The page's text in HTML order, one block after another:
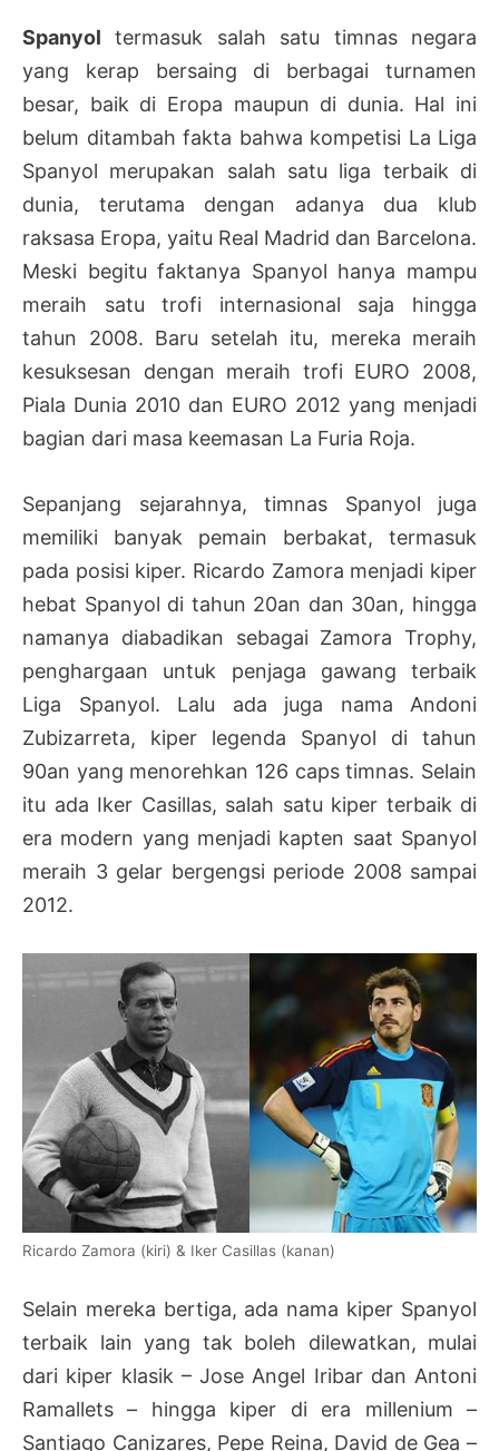
Spanyol termasuk salah satu timnas negara
yang kerap bersaing di berbagai turnamen
besar, baik di Eropa maupun di dunia. Hal ini
belum ditambah fakta bahwa kompetisi La Liga
Spanyol merupakan salah satu liga terbaik di
dunia, terutama dengan adanya dua klub
raksasa Eropa, yaitu Real Madrid dan Barcelona.
Meski begitu faktanya Spanyol hanya mampu
meraih satu trofi internasional saja hingga
tahun 2008. Baru setelah itu, mereka meraih
kesuksesan dengan meraih trofi EURO 2008,
Piala Dunia 2010 dan EURO 2012 yang menjadi
bagian dari masa keemasan La Furia Roja.
Sepanjang sejarahnya, timnas Spanyol juga
memiliki banyak pemain berbakat, termasuk
pada posisi kiper. Ricardo Zamora menjadi kiper
hebat Spanyol di tahun 20an dan 30an, hingga
namanya diabadikan sebagai Zamora Trophy,
penghargaan untuk penjaga gawang terbaik
Liga Spanyol. Lalu ada juga nama Andoni
Zubizarreta, kiper legenda Spanyol di tahun
90an yang menorehkan 126 caps timnas. Selain
itu ada Iker Casillas, salah satu kiper terbaik di
era modern yang menjadi kapten saat Spanyol
meraih 3 gelar bergengsi periode 2008 sampai
2012.
Ricardo Zamora (kiri) & Iker Casillas (kanan)
Selain mereka bertiga, ada nama kiper Spanyol
terbaik lain yang tak boleh dilewatkan, mulai
dari kiper klasik – Jose Angel Iribar dan Antoni
Ramallets – hingga kiper di era millenium –
Santiago Canizares, Pepe Reina, David de Gea –